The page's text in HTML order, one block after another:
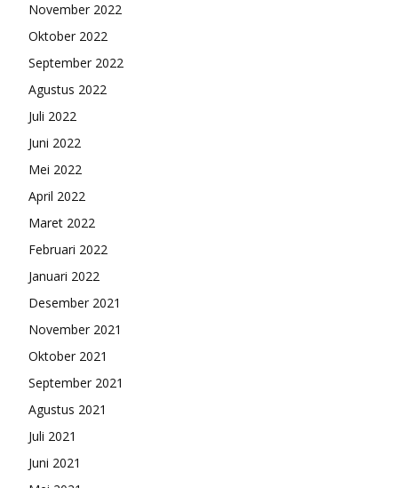
November 2022
Oktober 2022
September 2022
Agustus 2022
Juli 2022
Juni 2022
Mei 2022
April 2022
Maret 2022
Februari 2022
Januari 2022
Desember 2021
November 2021
Oktober 2021
September 2021
Agustus 2021
Juli 2021
Juni 2021